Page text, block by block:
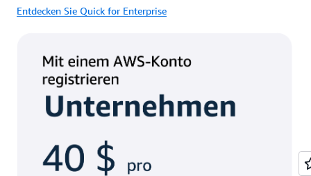
Entdecken Sie Quick for Enterprise